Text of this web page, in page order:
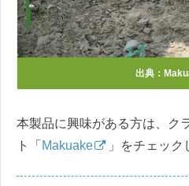
出典：
本製品に興味がある方は、ク
ト「 Makuake 」をチェック